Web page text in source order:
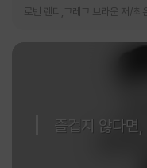
즐겁지 않다면